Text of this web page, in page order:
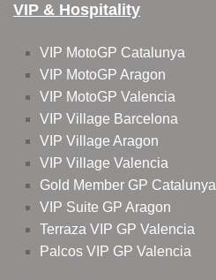
VIP & Hospitality
VIP MotoGP Catalunya
VIP MotoGP Aragon
VIP MotoGP Valencia
VIP Village Barcelona
VIP Village Aragon
VIP Village Valencia
Gold Member GP Catalunya
VIP Suite GP Aragon
Terraza VIP GP Valencia
Palcos VIP GP Valencia